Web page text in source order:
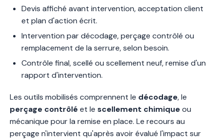
Devis affiché avant intervention, acceptation client
et plan d'action écrit.
Intervention par décodage, perçage contrôlé ou
remplacement de la serrure, selon besoin.
Contrôle final, scellé ou scellement neuf, remise d'un
rapport d'intervention.
Les outils mobilisés comprennent le décodage, le
perçage contrôléet le scellement chimiqueou
mécanique pour la remise en place. Le recours au
perçage n'intervient qu'après avoir évalué l'impact sur